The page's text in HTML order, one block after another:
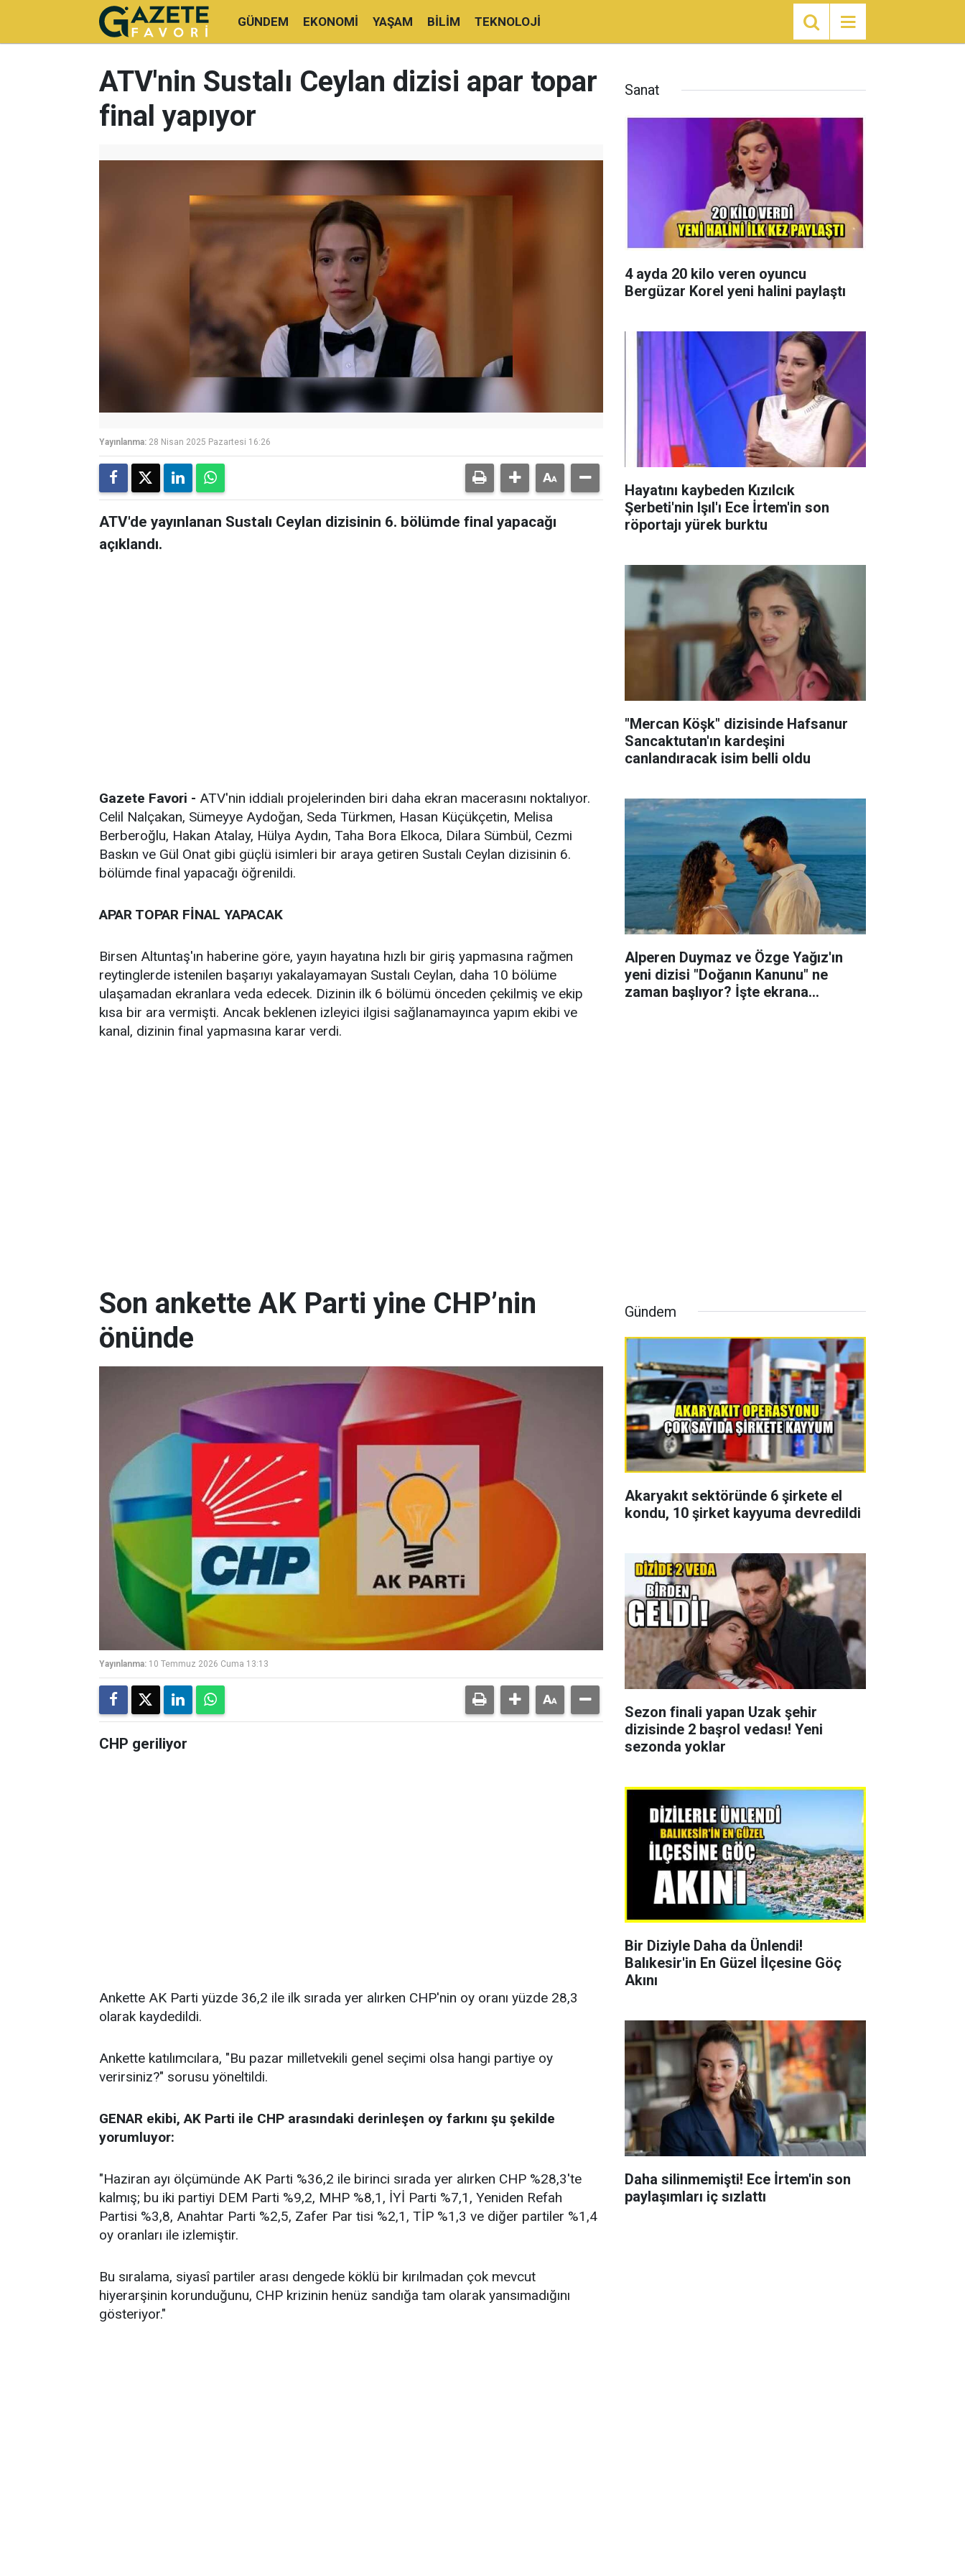
GÜNDEM EKONOMI YAŞAM BILIM TEKNOLOJI
ATV'nin Sustalı Ceylan dizisi apar topar
final yapıyor
Yayınlanma: 28 Nisan 2025 Pazartesi 16:26
ATV'de yayınlanan Sustalı Ceylan dizisinin 6. bölümde final yapacağı
açıklandı.
Gazete Favori - ATV'nin iddialı projelerinden biri daha ekran macerasını noktalıyor.
Celil Nalçakan, Sümeyye Aydoğan, Seda Türkmen, Hasan Küçükçetin, Melisa
Berberoğlu, Hakan Atalay, Hülya Aydın, Taha Bora Elkoca, Dilara Sümbül, Cezmi
Baskın ve Gül Onat gibi güçlü isimleri bir araya getiren Sustalı Ceylan dizisinin 6.
bölümde final yapacağı öğrenildi.
APAR TOPAR FİNAL YAPACAK
Birsen Altuntaş'ın haberine göre, yayın hayatına hızlı bir giriş yapmasına rağmen
reytinglerde istenilen başarıyı yakalayamayan Sustalı Ceylan, daha 10 bölüme
ulaşamadan ekranlara veda edecek. Dizinin ilk 6 bölümü önceden çekilmiş ve ekip
kısa bir ara vermişti. Ancak beklenen izleyici ilgisi sağlanamayınca yapım ekibi ve
kanal, dizinin final yapmasına karar verdi.
Sanat
4 ayda 20 kilo veren oyuncu
Bergüzar Korel yeni halini paylaştı
Hayatını kaybeden Kızılcık
Şerbeti'nin Işıl'ı Ece İrtem'in son
röportajı yürek burktu
"Mercan Köşk" dizisinde Hafsanur
Sancaktutan'ın kardeşini
canlandıracak isim belli oldu
Alperen Duymaz ve Özge Yağız'ın
yeni dizisi "Doğanın Kanunu" ne
zaman başlıyor? İşte ekrana
Son ankette AK Parti yine CHP’nin
önünde
Yayınlanma: 10 Temmuz 2026 Cuma 13:13
CHP geriliyor
Ankette AK Parti yüzde 36,2 ile ilk sırada yer alırken CHP'nin oy oranı yüzde 28,3
olarak kaydedildi.
Ankette katılımcılara, "Bu pazar milletvekili genel seçimi olsa hangi partiye oy
verirsiniz?" sorusu yöneltildi.
GENAR ekibi, AK Parti ile CHP arasındaki derinleşen oy farkını şu şekilde
yorumluyor:
"Haziran ayı ölçümünde AK Parti %36,2 ile birinci sırada yer alırken CHP %28,3'te
kalmış; bu iki partiyi DEM Parti %9,2, MHP %8,1, İYİ Parti %7,1, Yeniden Refah
Partisi %3,8, Anahtar Parti %2,5, Zafer Par tisi %2,1, TİP %1,3 ve diğer partiler %1,4
oy oranları ile izlemiştir.
Bu sıralama, siyasî partiler arası dengede köklü bir kırılmadan çok mevcut
hiyerarşinin korunduğunu, CHP krizinin henüz sandığa tam olarak yansımadığını
gösteriyor."
Gündem
Akaryakıt sektöründe 6 şirkete el
kondu, 10 şirket kayyuma devredildi
Sezon finali yapan Uzak şehir
dizisinde 2 başrol vedası! Yeni
sezonda yoklar
Bir Diziyle Daha da Ünlendi!
Balıkesir'in En Güzel İlçesine Göç
Akını
Daha silinmemişti! Ece İrtem'in son
paylaşımları iç sızlattı